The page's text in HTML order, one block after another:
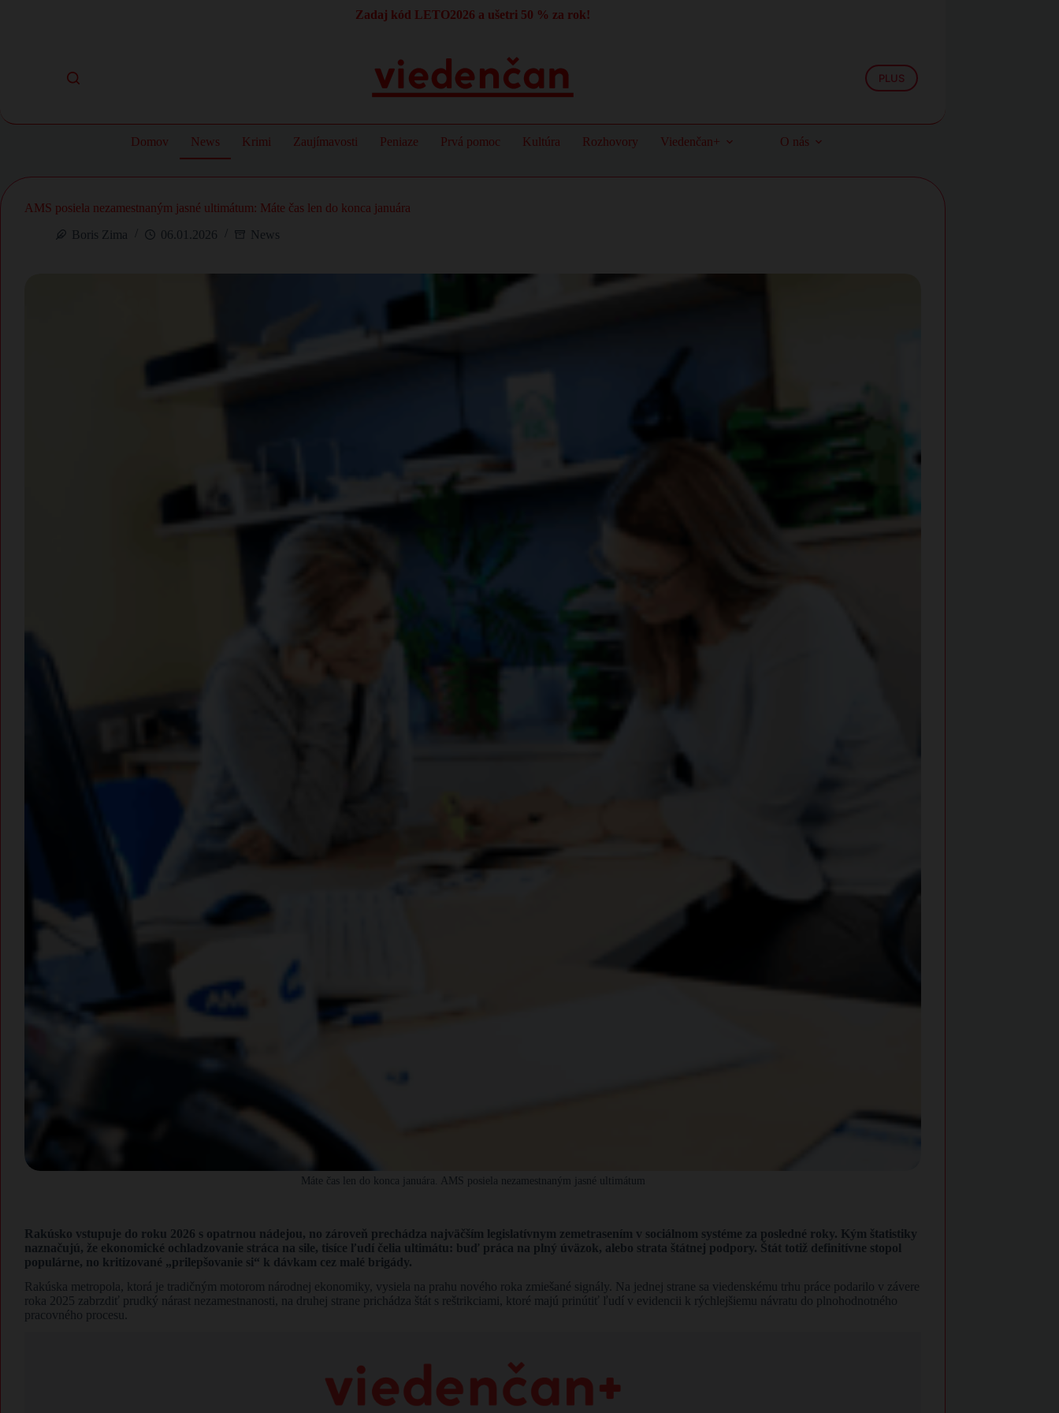
Zadaj kód LETO2026 a ušetri 50 % za rok!
PLUS
Domov News Krimi Zaujímavosti Peniaze Prvá pomoc Kultúra Rozhovory Viedenčan+ O nás
AMS posiela nezamestnaným jasné ultimátum: Máte čas len do konca januára
Boris Zima
06.01.2026 News
Máte čas len do konca januára. AMS posiela nezamestnaným jasné ultimátum
Rakúsko vstupuje do roku 2026 s opatrnou nádejou, no zároveň prechádza najväčším legislatívnym zemetrasením v sociálnom systéme za posledné roky. Kým štatistiky
naznačujú, že ekonomické ochladzovanie stráca na sile, tisíce ľudí čelia ultimátu: buď práca na plný úväzok, alebo strata štátnej podpory. Štát totiž definitívne stopol
populárne, no kritizované „prilepšovanie si“ k dávkam cez malé brigády.
Rakúska metropola, ktorá je tradičným motorom národnej ekonomiky, vysiela na prahu nového roka zmiešané signály. Na jednej strane sa viedenskému trhu práce podarilo v závere
roka 2025 zabrzdiť prudký nárast nezamestnanosti, na druhej strane prichádza štát s reštrikciami, ktoré majú prinútiť ľudí v evidencii k rýchlejšiemu návratu do plnohodnotného
pracovného procesu.